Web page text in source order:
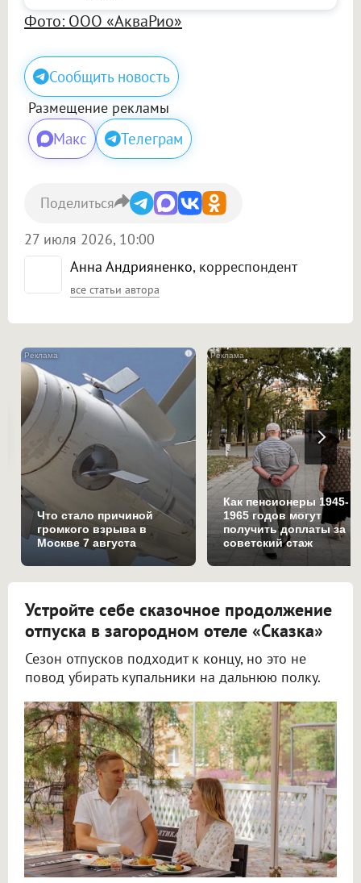
Фото: ООО «АкваРио»
Сообщить новость
Размещение рекламы
Макс Телеграм
Анна Андрияненко, корреспондент
все статьи автора
27 июля 2026, 10:00
Поделиться
i
Что стало причиной
громкого взрыва в
Москве 7 августа
Как пенсионеры 1945-
1965 годов могут
получить доплаты за
советский стаж
Устройте себе сказочное продолжение
отпуска в загородном отеле «Сказка»
Сезон отпусков подходит к концу, но это не
повод убирать купальники на дальнюю полку.